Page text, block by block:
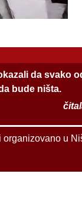
da svako
bude ništa.
organizovano u